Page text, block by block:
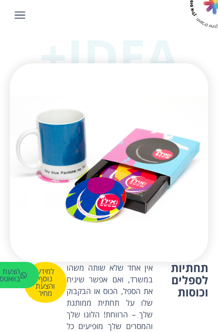
IDEA+
תחתיות
לספלים
וכוסות
אין אחד שלא שותה משהו
במשרד, ואם אפשר שיניח
את הספל, הכוס או הבקבוק
שלו על תחתית ממותגת
שלך – הרווחת! הלוגו שלך
והמסרים שלך מופיעים כל
למידע
נוסף
והצעת
מחיר
הצעת